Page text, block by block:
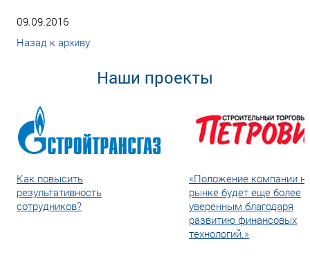
09.09.2016
Назад к архиву
Наши проекты
Как повысить
результативность
сотрудников?
«Положение компании
рынке будет еще более
уверенным благодаря
развитию финансовых
технологий.»